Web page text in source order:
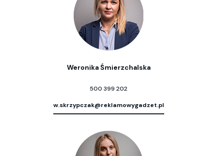
Weronika Śmierzchalska
500 399 202
w.skrzypczak@reklamowygadzet.pl